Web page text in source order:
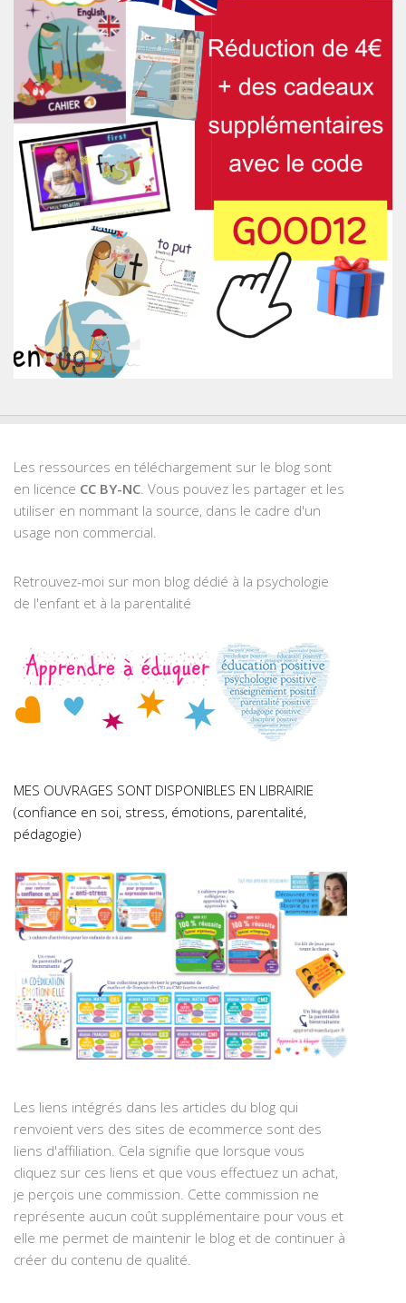
Les ressources en téléchargement sur le blog sont
en licence CC BY-NC . Vous pouvez les partager et les
utiliser en nommant la source, dans le cadre d'un
usage non commercial.
Retrouvez-moi sur mon blog dédié à la psychologie
de l'enfant et à la parentalité
MES OUVRAGES SONT DISPONIBLES EN LIBRAIRIE
(confiance en soi, stress, émotions, parentalité,
pédagogie)
Les liens intégrés dans les articles du blog qui
renvoient vers des sites de ecommerce sont des
liens d'affiliation. Cela signifie que lorsque vous
cliquez sur ces liens et que vous effectuez un achat,
je perçois une commission. Cette commission ne
représente aucun coût supplémentaire pour vous et
elle me permet de maintenir le blog et de continuer à
créer du contenu de qualité.